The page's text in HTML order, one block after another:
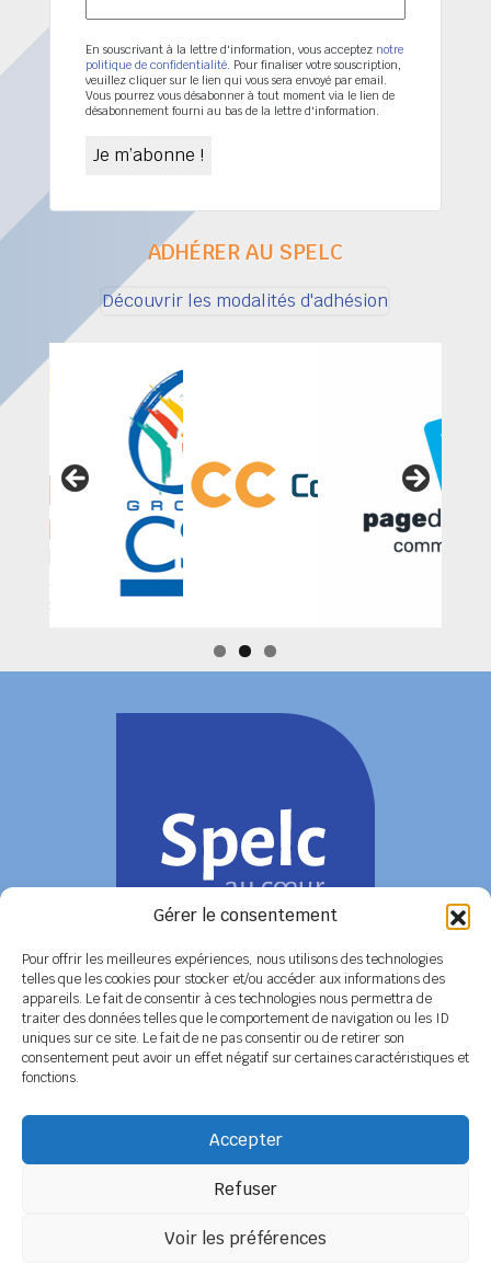
Gérer le consentement
Pour offrir les meilleures expériences, nous utilisons des technologies
telles que les cookies pour stocker et/ou accéder aux informations des
appareils. Le fait de consentir à ces technologies nous permettra de
traiter des données telles que le comportement de navigation ou les ID
uniques sur ce site. Le fait de ne pas consentir ou de retirer son
consentement peut avoir un effet négatif sur certaines caractéristiques et
fonctions.
Accepter
Refuser
Voir les préférences
En souscrivant à la lettre d'information, vous acceptez notre
politique de confidentialité. Pour finaliser votre souscription,
veuillez cliquer sur le lien qui vous sera envoyé par email.
Vous pourrez vous désabonner à tout moment via le lien de
désabonnement fourni au bas de la lettre d'information.
ADHÉRER AU SPELC
Découvrir les modalités d'adhésion
COORDONNÉES
Siège social6 rue de Tolbiac - 37100 TOURS
Tél. 02 47 51 89 78 / 06 08 86 79 50
SecrétariatBP 14 - 79800 LA MOTHE SAINT HERAY
Tél. 05 49 04 91 45 / 06 14 12 56 26
secretariat@spelc-centre-poitou-charentes.fr
Adhérer au SPELC Facebook